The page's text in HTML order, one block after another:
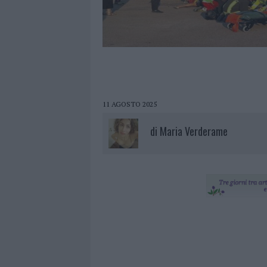
11 AGOSTO 2025
di Maria Verderame